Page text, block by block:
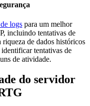
logs para um melhor
incluindo tentativas de
de dados históricos
tentativas de
de atividade.
do servidor